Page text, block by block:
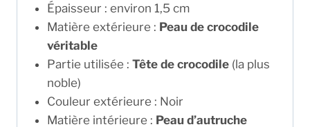
Épaisseur : environ 1,5 cm
Matière extérieure : Peau de crocodile
véritable
Partie utilisée : Tête de crocodile(la plus
noble)
Couleur extérieure : Noir
Matière intérieure : Peau d’autruche